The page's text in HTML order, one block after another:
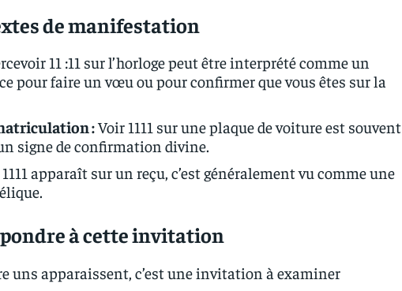
de manifestation
11 :11 sur l’horloge peut être interprété comme un
pour faire un vœu ou pour confirmer que vous êtes sur la
:Voir 1111 sur une plaque de voiture est souvent
signe de confirmation divine.
apparaît sur un reçu, c’est généralement vu comme une
à cette invitation
uns apparaissent, c’est une invitation à examiner